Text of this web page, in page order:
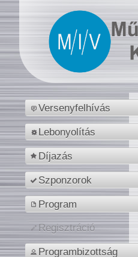
Versenyfelhívás
Lebonyolítás
Díjazás
Szponzorok
Program
Regisztráció
Programbizottság